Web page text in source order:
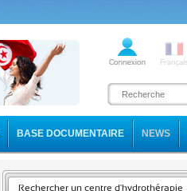
BASE DOCUMENTAIRE NEWS
Rechercher un centre d'hydrothérapie